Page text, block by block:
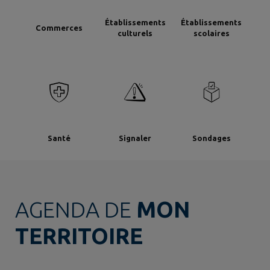
Commerces
Établissements
culturels
Établissements
scolaires
Santé Signaler Sondages
AGENDA DE MON
TERRITOIRE